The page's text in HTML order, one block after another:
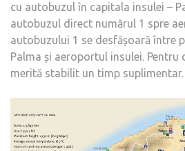
cu autobuzul în capitala insulei –
autobuzul direct numărul 1 spre
autobuzului 1 se desfășoară între
Palma și aeroportul insulei. Pentru
merită stabilit un timp suplimentar.